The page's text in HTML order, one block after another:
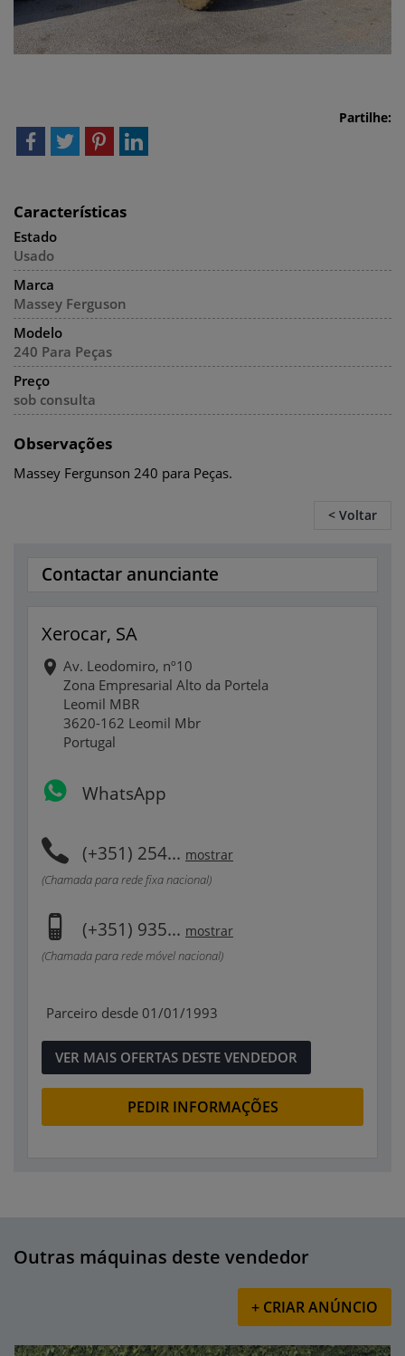
Partilhe:
Características
Estado
Usado
Marca
Massey Ferguson
Modelo
240 Para Peças
Preço
sob consulta
Observações
Massey Fergunson 240 para Peças.
< Voltar
Contactar anunciante
Xerocar, SA
Av. Leodomiro, nº10
Zona Empresarial Alto da Portela
Leomil MBR
3620-162 Leomil Mbr
Portugal
WhatsApp
(+351) 254... mostrar
(Chamada para rede fixa nacional)
(+351) 935... mostrar
(Chamada para rede móvel nacional)
Parceiro desde 01/01/1993
VER MAIS OFERTAS DESTE VENDEDOR
PEDIR INFORMAÇÕES
Outras máquinas deste vendedor
+ CRIAR ANÚNCIO